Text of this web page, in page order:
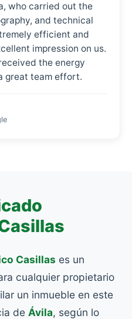
who carried out the
and technical
efficient and
impression on us.
the energy
great team effort.
Casillas es un
cualquier propietario
un inmueble en este
de Ávila, según lo